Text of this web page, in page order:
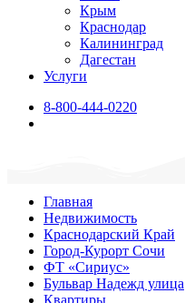
Крым
Краснодар
Калининград
Дагестан
Услуги
8-800-444-0220
Главная
Недвижимость
Краснодарский Край
Город-Курорт Сочи
ФТ «Сириус»
Бульвар Надежд улица